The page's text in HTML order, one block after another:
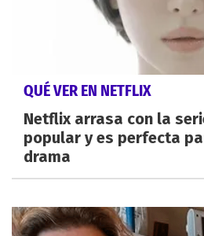
QUÉ VER EN NETFLIX
Netflix arrasa con la
popular y es perfecta
drama